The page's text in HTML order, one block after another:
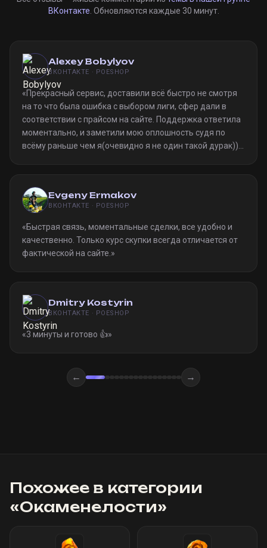
ВКонтакте . Обновляются каждые 30 минут.
Alexey Bobylyov
ВКОНТАКТЕ · POESHOP
«Прекрасный сервис, доставили всё быстро не смотря
на то что была ошибка с выбором лиги, сфер дали в
соответствии с прайсом на сайте. Поддержка ответила
моментально, и заметили мою оплошность судя по
всёму раньше чем я(очевидно я не один такой дурак)).
Evgeny Ermakov
ВКОНТАКТЕ · POESHOP
«Быстрая связь, моментальные сделки, все удобно и
качественно. Только курс скупки всегда отличается от
фактической на сайте. »
Dmitry Kostyrin
ВКОНТАКТЕ · POESHOP
«3 минуты и готово 👍»
← →
Похожее в категории
«Окаменелости»